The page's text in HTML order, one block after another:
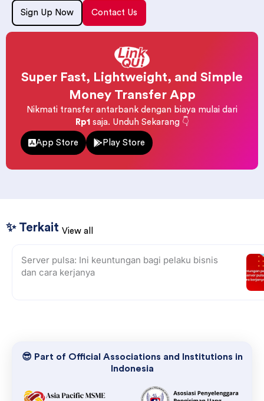
Sign Up Now Contact Us
Super Fast, Lightweight, and Simple
Money Transfer App
Nikmati transfer antarbank dengan biaya mulai dari
Rp1 saja. Unduh Sekarang 👇
App Store Play Store
✨ Terkait View all
Server pulsa: Ini keuntungan bagi pelaku bisnis
dan cara kerjanya
😎 Part of Official Associations and Institutions in
Indonesia